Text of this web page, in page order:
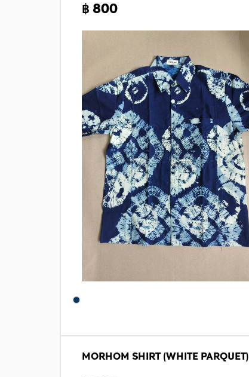
฿ 800
MORHOM SHIRT (WHITE PARQUET)